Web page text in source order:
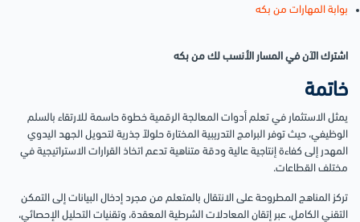
بوابة المهارات من بكه
اشترك الآن في المسار الأنسب لك من بكه
خاتمة
يمثل الاستثمار في تعلم أدوات المعالجة الرقمية خطوة حاسمة للارتقاء بالسلم
الوظيفي، حيث توفر البرامج التدريبية المختارة حلولاً جذرية لتحويل الجهد اليدوي
المهدر إلى كفاءة إنتاجية عالية ودقة متناهية تدعم اتخاذ القرارات الاستراتيجية في
مختلف القطاعات.
تركز المناهج المطروحة على الانتقال بالمتعلم من مجرد إدخال البيانات إلى التمكن
التقني الكامل، عبر إتقان المعادلات الشرطية المعقدة، وتقنيات التحليل الإحصائي،